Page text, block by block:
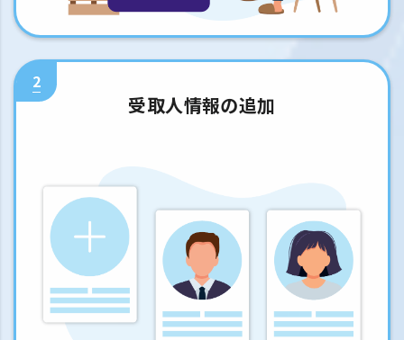
2
受取人情報の追加